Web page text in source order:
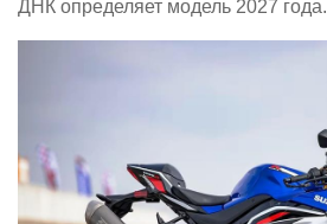
ДНК определяет модель 2027 года.